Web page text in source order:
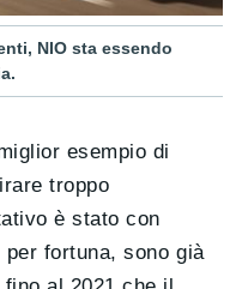
NIO sta essendo
esempio di
troppo
è stato con
fortuna, sono già